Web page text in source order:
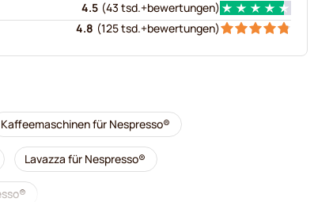
4.5 (43 tsd.+bewertungen)
4.8 (125 tsd.+bewertungen)
Kaffeemaschinen für Nespresso®
Lavazza für Nespresso®